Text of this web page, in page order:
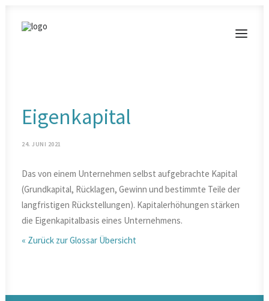
VORTRÄGE
Eigenkapital
24. JUNI 2021
Das von einem Unternehmen selbst aufgebrachte Kapital
(Grundkapital, Rücklagen, Gewinn und bestimmte Teile der
langfristigen Rückstellungen). Kapitalerhöhungen stärken
die Eigenkapitalbasis eines Unternehmens.
« Zurück zur Glossar Übersicht